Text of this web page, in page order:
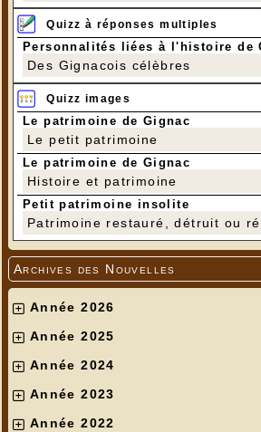
Quizz à réponses multiples
Personnalités liées à l'histoire de
Des Gignacois célèbres
Quizz images
Le patrimoine de Gignac
Le petit patrimoine
Le patrimoine de Gignac
Histoire et patrimoine
Petit patrimoine insolite
Patrimoine restauré, détruit ou
Archives des Nouvelles
Année 2026
Année 2025
Année 2024
Année 2023
Année 2022
Photos Denise Pensivy et de sa
soit sur la dernière photo !!!